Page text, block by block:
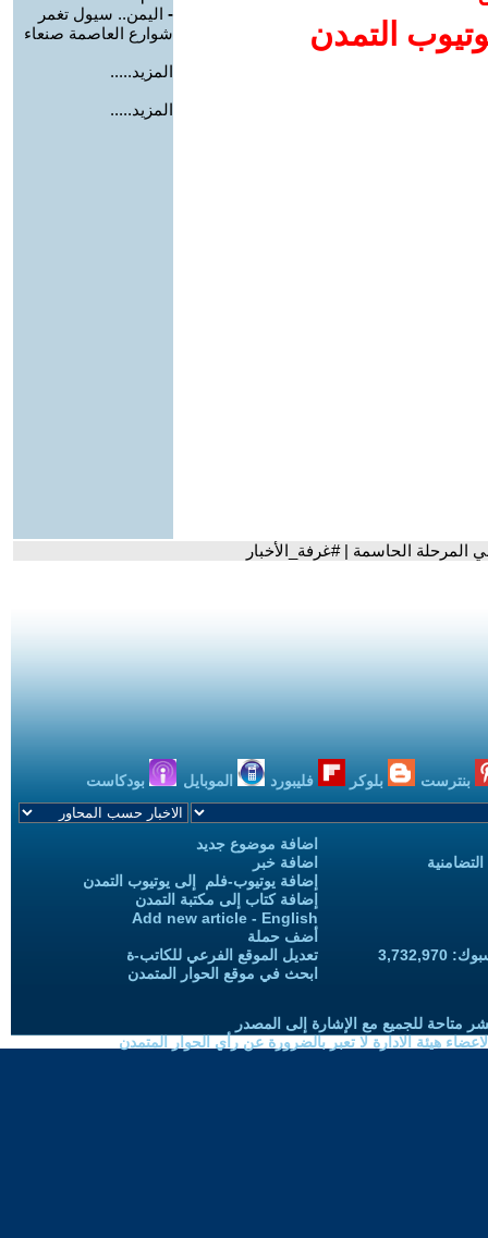
التمدن
- اليمن.. سيول تغمر
شوارع العاصمة صنعاء
المزيد.....
المزيد.....
المرحلة الحاسمة | #غرفة_الأخبار
بنترست بلوكر فليبورد الموبايل بودكاست
اضافة موضوع جديد
اضافة خبر
إضافة يوتيوب-فلم إلى يوتيوب التمدن
إضافة كتاب إلى مكتبة التمدن
Add new article - English
أضف حملة
تعديل الموقع الفرعي للكاتب-ة
ابحث في موقع الحوار المتمدن
متاحة للجميع مع الإشارة إلى المصدر
هيئة الادارة لا تعبر بالضرورة عن رأي الحوار المتمدن